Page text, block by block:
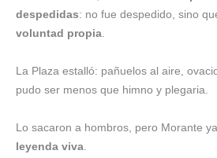
despedidas: no fue despedido, sino
voluntad propia.
La Plaza estalló: pañuelos al aire,
pudo ser menos que himno y plegaria.
Lo sacaron a hombros, pero Morante
leyenda viva.